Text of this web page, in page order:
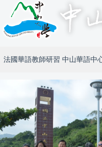
法國華語教師研習 中山華語中